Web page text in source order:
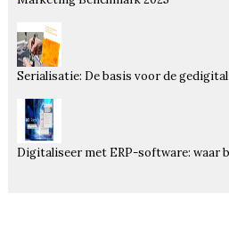
Serialisatie: De basis voor de
Digitaliseer met ERP-software: waar